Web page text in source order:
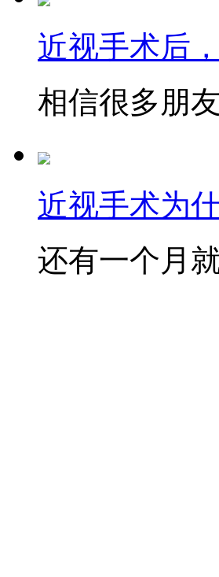
近视手术后
相信很多朋
近视手术为
还有一个月